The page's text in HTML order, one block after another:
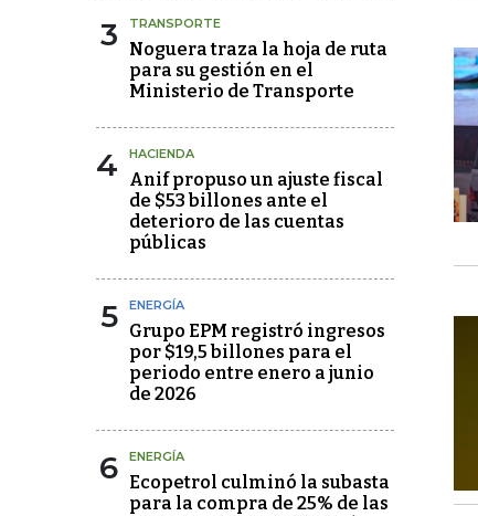
3 TRANSPORTE
Noguera traza la hoja de ruta
para su gestión en el
Ministerio de Transporte
4 HACIENDA
Anif propuso un ajuste fiscal
de $53 billones ante el
deterioro de las cuentas
públicas
5 ENERGÍA
Grupo EPM registró ingresos
por $19,5 billones para el
periodo entre enero a junio
de 2026
6 ENERGÍA
Ecopetrol culminó la subasta
para la compra de 25% de las